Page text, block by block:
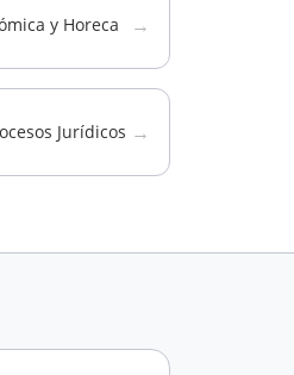
y Horeca →
Jurídicos →